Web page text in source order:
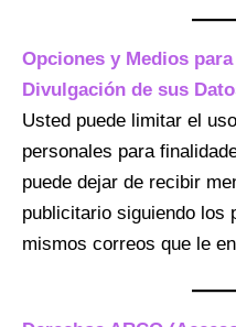
Opciones y Medios
Divulgación de sus
Usted puede limitar el
personales para
puede dejar de recibir
publicitario siguiendo los
mismos correos que le